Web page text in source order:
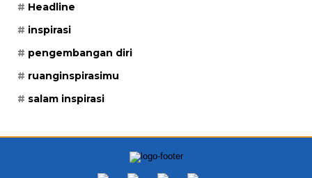
Headline
inspirasi
pengembangan diri
ruanginspirasimu
salam inspirasi